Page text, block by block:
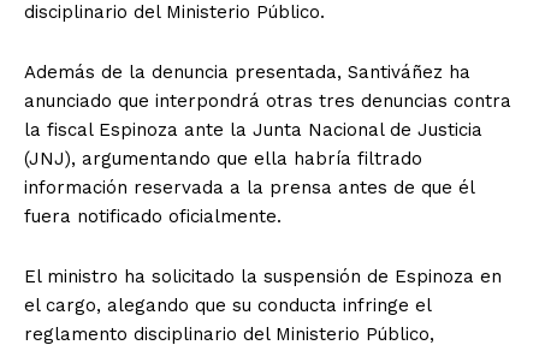
disciplinario del Ministerio Público.
Además de la denuncia presentada, Santiváñez ha
anunciado que interpondrá otras tres denuncias contra
la fiscal Espinoza ante la Junta Nacional de Justicia
(JNJ), argumentando que ella habría filtrado
información reservada a la prensa antes de que él
fuera notificado oficialmente.
El ministro ha solicitado la suspensión de Espinoza en
el cargo, alegando que su conducta infringe el
reglamento disciplinario del Ministerio Público,